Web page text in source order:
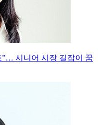
”… 시니어 시장 길잡이 꿈